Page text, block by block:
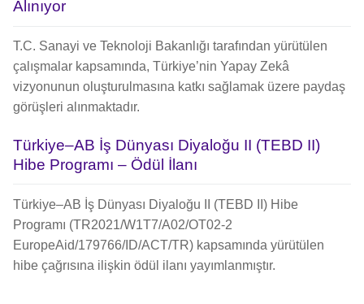
Alınıyor
T.C. Sanayi ve Teknoloji Bakanlığı tarafından yürütülen
çalışmalar kapsamında, Türkiye’nin Yapay Zekâ
vizyonunun oluşturulmasına katkı sağlamak üzere paydaş
görüşleri alınmaktadır.
Türkiye–AB İş Dünyası Diyaloğu II (TEBD II)
Hibe Programı – Ödül İlanı
Türkiye–AB İş Dünyası Diyaloğu II (TEBD II) Hibe
Programı (TR2021/W1T7/A02/OT02-2
EuropeAid/179766/ID/ACT/TR) kapsamında yürütülen
hibe çağrısına ilişkin ödül ilanı yayımlanmıştır.